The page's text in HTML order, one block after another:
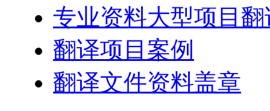
专业资料大型项目翻
翻译项目案例
翻译文件资料盖章